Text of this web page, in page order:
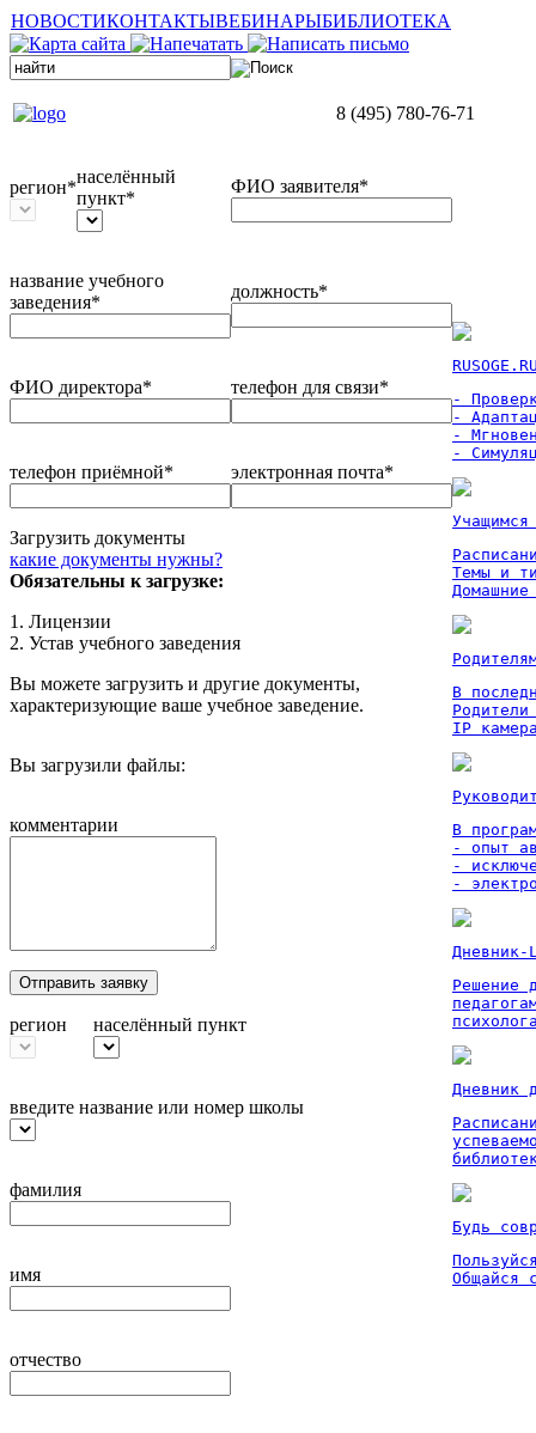
НОВОСТИКОНТАКТЫВЕБИНАРЫБИБЛИОТЕКА
8 (495) 780-76-71
регион*
населённый
пункт*
ФИО заявителя*
название учебного
заведения*
должность*
ФИО директора* телефон для связи*
телефон приёмной* электронная почта*
Загрузить документы
какие документы нужны?
Обязательны к загрузке:
1. Лицензии
2. Устав учебного заведения
Вы можете загрузить и другие документы,
характеризующие ваше учебное заведение.
Вы загрузили файлы:
комментарии
Отправить заявку
регион населённый пункт
введите название или номер школы
фамилия
имя
отчество
-
-
-
-
Темы и
Домашние
В
IP
В
- опыт
-
-
Дневник-
Решение
Дневник
Будь
Общайся